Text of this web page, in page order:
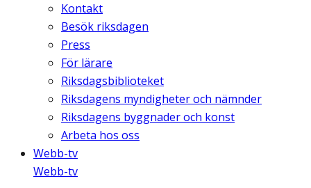
Kontakt
Besök riksdagen
Press
För lärare
Riksdagsbiblioteket
Riksdagens myndigheter och nämnder
Riksdagens byggnader och konst
Arbeta hos oss
Webb-tv
Webb-tv